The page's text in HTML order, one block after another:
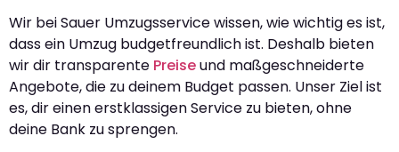
Wir bei Sauer Umzugsservice wissen, wie wichtig es ist,
dass ein Umzug budgetfreundlich ist. Deshalb bieten
wir dir transparente Preiseund maßgeschneiderte
Angebote, die zu deinem Budget passen. Unser Ziel ist
es, dir einen erstklassigen Service zu bieten, ohne
deine Bank zu sprengen.